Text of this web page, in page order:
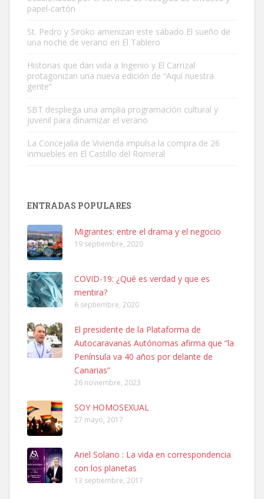
Este gato macho ha aparecido en la calle hace menos de un mes,
es muy manso y extremadamente cari...
Leales.org » Gran Canaria
Leales.org » Gran Canaria
SHIBA PERDIDO AVDA JOSE MESA Y LOPEZ
PERRO MACHO RAZA SHIBA CON MICROCHIP PERDIDO HOY
06/07/2025 ZONA MESA Y LOPEZ. ES MUY ASUSTADIZO
Leales.org » Gran Canaria
6.7.2025
Ninfa perdida
El día 5 se los perdió una ninfa papillera, asustada tiene miedo a la
calle, se perdió por la zon...
papel-cartón
St. Pedro y Siroko amenizan este sábado El sueño de
una noche de verano en El Tablero
Historias que dan vida a Ingenio y El Carrizal
protagonizan una nueva edición de “Aquí nuestra
gente”
SBT despliega una amplia programación cultural y
juvenil para dinamizar el verano
La Concejalía de Vivienda impulsa la compra de 26
inmuebles en El Castillo del Romeral
ENTRADAS POPULARES
Migrantes: entre el drama y el negocio
19 septiembre, 2020
COVID-19: ¿Qué es verdad y que es
mentira?
6 septiembre, 2020
El presidente de la Plataforma de
Autocaravanas Autónomas afirma que “la
Península va 40 años por delante de
Canarias”
26 noviembre, 2023
SOY HOMOSEXUAL
27 mayo, 2017
Ariel Solano : La vida en correspondencia
con los planetas
13 septiembre, 2017